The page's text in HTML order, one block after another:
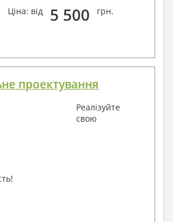
Ціна: від 5 500 грн.
проектування
Реалізуйте
свою